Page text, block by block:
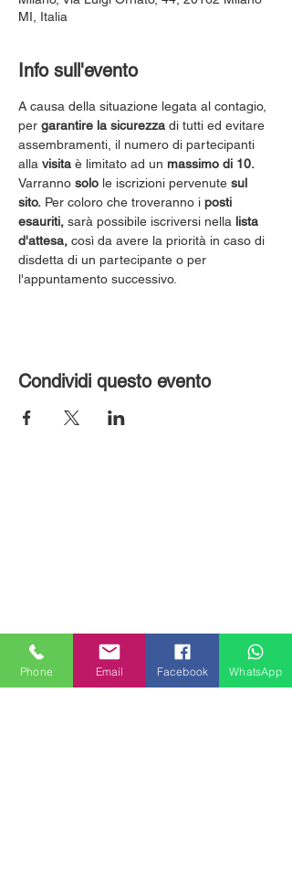
MI, Italia
Info sull'evento
A causa della situazione legata al contagio,
per garantire la sicurezza di tutti ed evitare
assembramenti, il numero di partecipanti
alla visita è limitato ad un massimo di 10.
Varranno solo le iscrizioni pervenute sul
sito. Per coloro che troveranno i posti
esauriti, sarà possibile iscriversi nella lista
d'attesa, così da avere la priorità in caso di
disdetta di un partecipante o per
l'appuntamento successivo.
Condividi questo evento
Phone Email Facebook WhatsApp